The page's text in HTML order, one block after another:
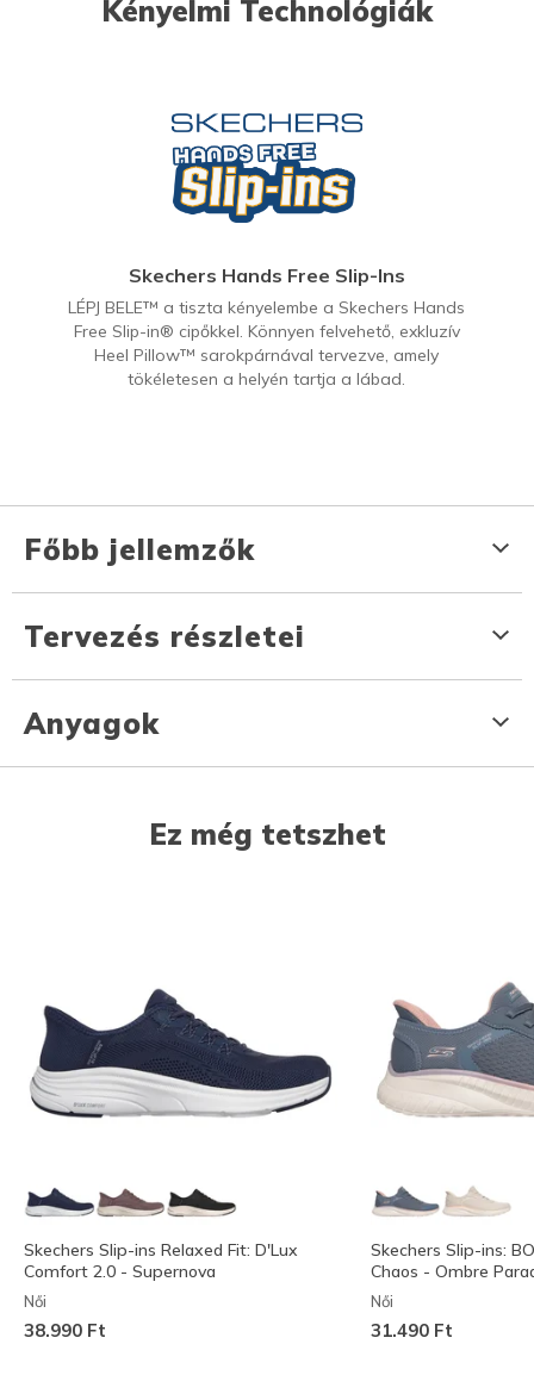
Kényelmi Technológiák
Skechers Hands Free Slip-Ins
LÉPJ BELE™ a tiszta kényelembe a Skechers Hands
Free Slip-in® cipőkkel. Könnyen felvehető, exkluzív
Heel Pillow™ sarokpárnával tervezve, amely
tökéletesen a helyén tartja a lábad.
Főbb jellemzők
Tervezés részletei
Anyagok
Ez még tetszhet
Skechers Slip-ins Relaxed Fit: D'Lux
Comfort 2.0 - Supernova
Női
38.990 Ft
Skechers Slip-ins:
Chaos - Ombre
Női
31.490 Ft